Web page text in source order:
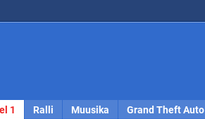
1 Ralli Muusika Grand Theft Auto